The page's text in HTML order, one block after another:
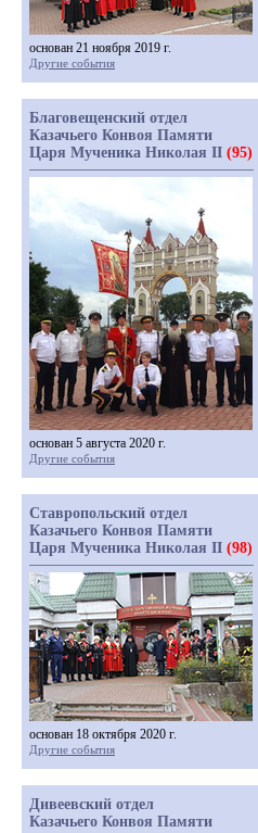
основан 21 ноября 2019 г.
Другие события
Благовещенский отдел
Казачьего Конвоя Памяти
Царя Мученика Николая II (95)
основан 5 августа 2020 г.
Другие события
Ставропольский отдел
Казачьего Конвоя Памяти
Царя Мученика Николая II (98)
основан 18 октября 2020 г.
Другие события
Дивеевский отдел
Казачьего Конвоя Памяти